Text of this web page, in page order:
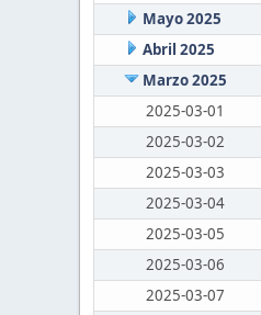
Mayo 2025
Abril 2025
Marzo 2025
2025-03-01
2025-03-02
2025-03-03
2025-03-04
2025-03-05
2025-03-06
2025-03-07